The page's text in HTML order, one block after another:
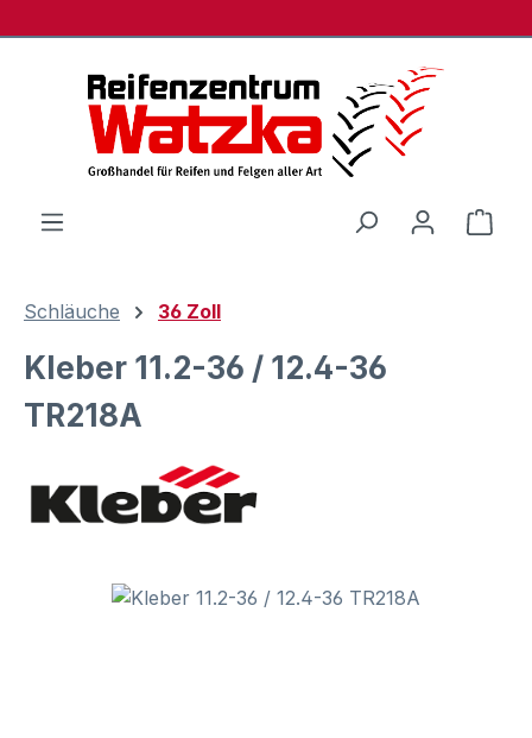
Schläuche 36 Zoll
Kleber 11.2-36 / 12.4-36
TR218A
Bildergalerie überspringen